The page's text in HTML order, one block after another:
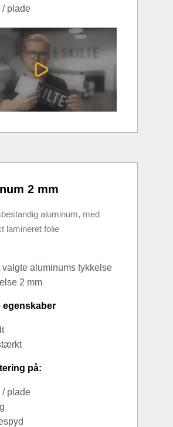
plade
2 mm
aluminum, med
lamineret folie
valgte aluminums tykkelse
2 mm
på:
plade